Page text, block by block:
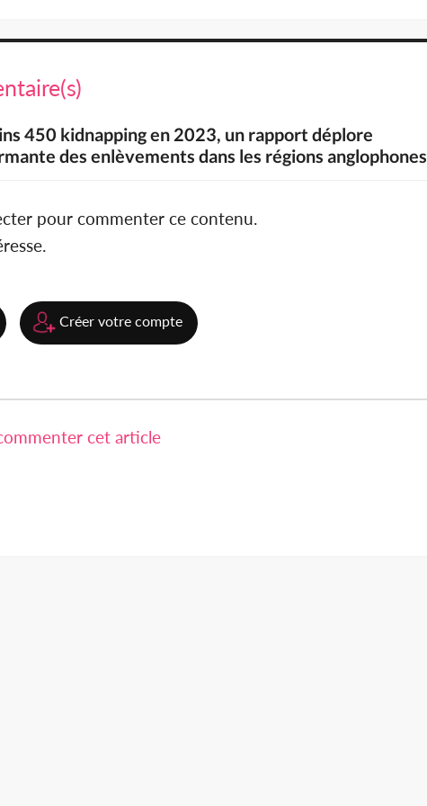
450 kidnapping en 2023, un rapport déplore
des enlèvements dans les régions anglophones
pour commenter ce contenu.
Créer votre compte
cet article